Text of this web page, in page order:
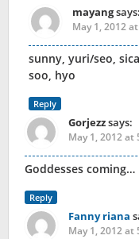
mayangsays:
May 1, 2012
sunny, yuri/seo,
soo, hyo
Reply
Gorjezzsays:
May 1, 2012 at
Goddesses coming…
Reply
Fanny riana
May 1, 2012 at